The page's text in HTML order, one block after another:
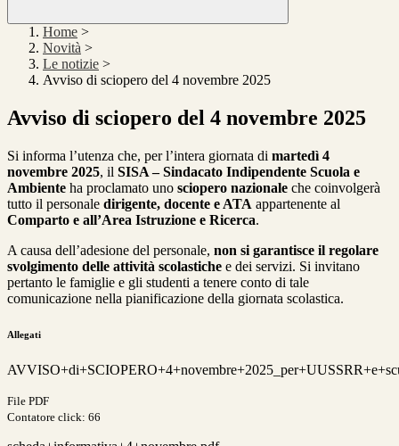
Home >
Novità >
Le notizie >
Avviso di sciopero del 4 novembre 2025
Avviso di sciopero del 4 novembre 2025
Si informa l’utenza che, per l’intera giornata di martedì 4
novembre 2025, il SISA – Sindacato Indipendente Scuola e
Ambiente ha proclamato uno sciopero nazionale che coinvolgerà
tutto il personale dirigente, docente e ATA appartenente al
Comparto e all’Area Istruzione e Ricerca.
A causa dell’adesione del personale, non si garantisce il regolare
svolgimento delle attività scolastiche e dei servizi. Si invitano
pertanto le famiglie e gli studenti a tenere conto di tale
comunicazione nella pianificazione della giornata scolastica.
Allegati
File PDF
Contatore click: 66